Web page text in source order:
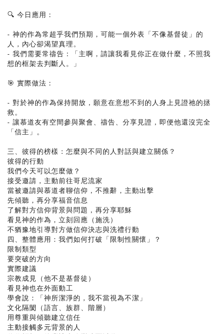
🔍 今日應用：
- 神的作為常超乎我們預期，可能一個外表「不像基督徒」的
人，內心卻渴望真理。
- 我們需要常禱告：「主啊，請讓我看見你正在做什麼，不照我
想的框架去判斷人。」
🎯 實際做法：
- 對於神的作為保持開放，願意在意想不到的人身上見證祂的拯
救。
- 讓慕道友有空間參與聚會、禱告、分享見證，即便他還沒完全
「信主」。
三、彼得的榜樣：怎麼與不同的人對話與建立關係？
彼得的行動
我們今天可以怎麼做？
接受邀請，主動前往哥尼流家
當被邀請與慕道者聊信仰，不推辭，主動出擊
先傾聽，再分享福音信息
了解對方信仰背景與問題，再分享耶穌
看見神的作為，立刻回應（施洗）
不猶豫地引導對方做信仰決志與洗禮行動
四、整體應用：我們如何打破「限制性關懷」？
限制類型
要突破的方向
實際建議
宗教成見（他不是基督徒）
看見神也在外面動工
學會說：「神所潔淨的，我不當視為不潔」
文化隔閡（語言、族群、階層）
用尊重與傾聽建立信任
主動接觸多元背景的人